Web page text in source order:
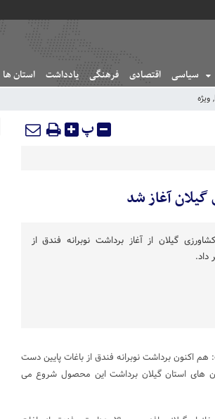
سیاسی اقتصادی فرهنگی یادداشت استان ها
, ویژه
پ
آغاز شد
گیلان از آغاز برداشت نوبرانه فندق از
داد.
اکنون برداشت نوبرانه فندق از باغات پایین‌ دست
های استان گیلان برداشت این محصول شروع می